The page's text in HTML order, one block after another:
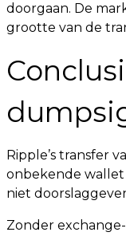
doorgaan. De
grootte van de
Ripple’s transfer
onbekende wallet
niet
Zonder